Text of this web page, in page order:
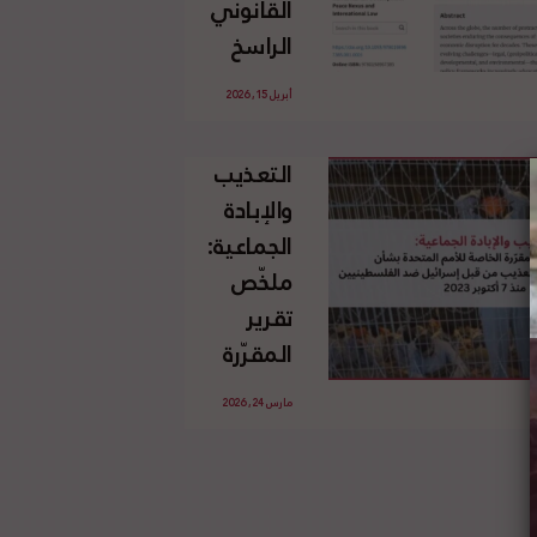
الإسرائيلي
غير
القانوني
الفلسطينية
القانوني
الراسخ
للاجئين
وحقهم
في العودة
بموجب
القانون
الدولي
أبريل 15, 2026
التعذيب
والإبادة
الجماعية:
ملخّص
تقرير
المقرّرة
الخاصة
مارس 24, 2026